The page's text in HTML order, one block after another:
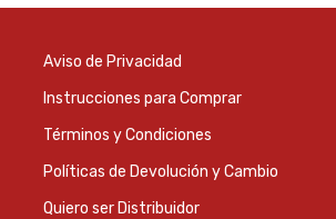
Aviso de Privacidad
Instrucciones para Comprar
Términos y Condiciones
Políticas de Devolución y Cambio
Quiero ser Distribuidor